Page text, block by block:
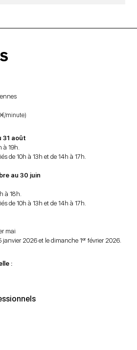
minute)
31 août
à 19h.
de 10h à 13h et de 14h à 17h.
au 30 juin
à 18h.
de 10h à 13h et de 14h à 17h.
mai
janvier 2026 et le dimanche 1er février 2026.
: